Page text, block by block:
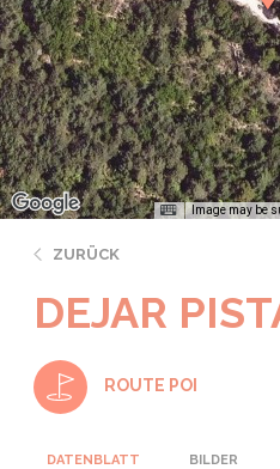
Image may be
ZURÜCK
DEJAR
ROUTE POI
DATENBLATT BILDER